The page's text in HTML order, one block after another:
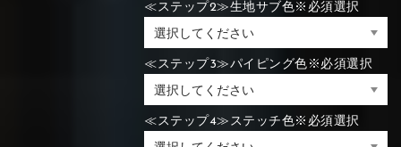
≪ステップ2≫生地サブ色※必須選択
≪ステップ3≫パイピング色※必須選択
≪ステップ4≫ステッチ色※必須選択